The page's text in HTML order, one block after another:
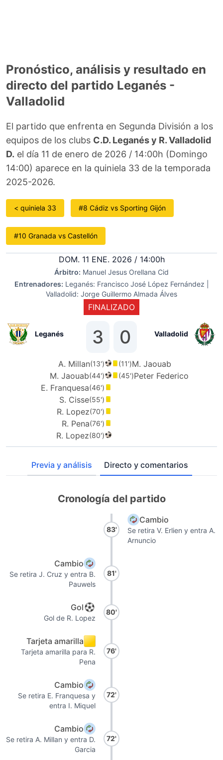
Pronóstico, análisis y resultado en
directo del partido Leganés -
Valladolid
El partido que enfrenta en Segunda División a los
equipos de los clubs C.D. Leganés y R. Valladolid
D. el día 11 de enero de 2026 / 14:00h (Domingo
14:00) aparece en la quiniela 33 de la temporada
2025-2026.
< quiniela 33 #8 Cádiz vs Sporting Gijón
#10 Granada vs Castellón
DOM. 11 ENE. 2026 / 14:00h
Árbitro: Manuel Jesus Orellana Cid
Entrenadores: Leganés: Francisco José López Fernández |
Valladolid: Jorge Guillermo Almada Álves
FINALIZADO
Leganés 3 0 Valladolid
A. Millan(13')
M. Jaouab(44')
E. Franquesa(46')
S. Cisse(55')
R. Lopez(70')
R. Pena(76')
R. Lopez(80')
(11')M. Jaouab
(45')Peter Federico
Previa y análisis Directo y comentarios
Cronología del partido
83'
Cambio
Se retira V. Erlien y entra A.
Arnuncio
Cambio
Se retira J. Cruz y entra B.
Pauwels
81'
Gol
Gol de R. Lopez
80'
Tarjeta amarilla
Tarjeta amarilla para R.
Pena
76'
Cambio
Se retira E. Franquesa y
entra I. Miquel
72'
Cambio
Se retira A. Millan y entra D.
Garcia
72'